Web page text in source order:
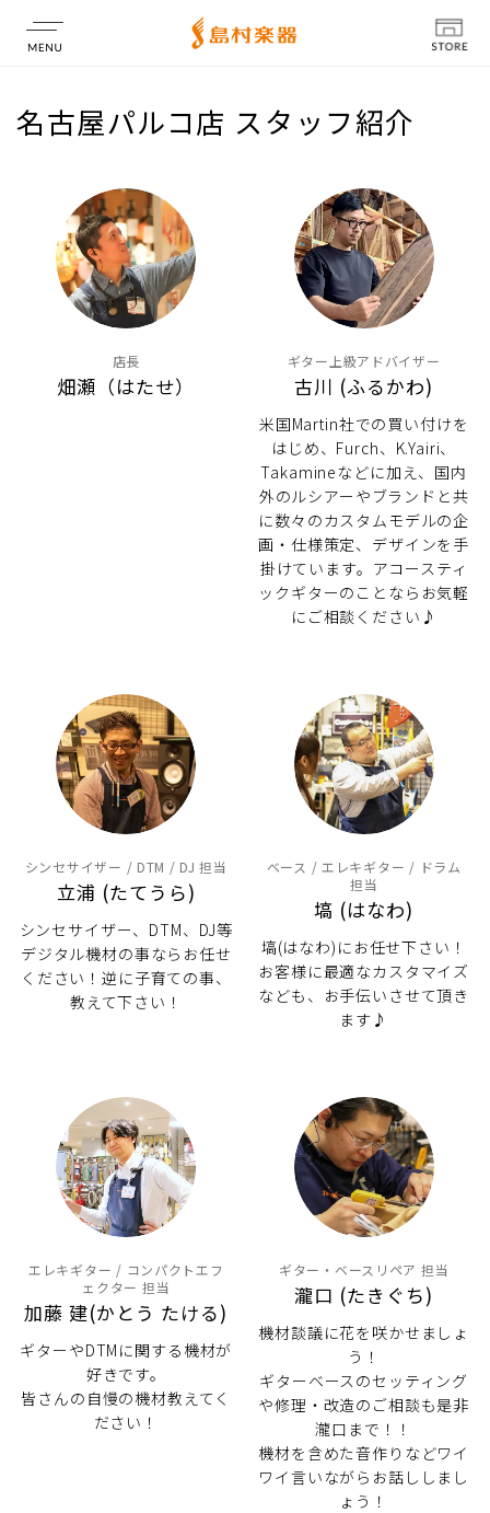
店舗情報
名古屋パルコ店 スタッフ紹介
店長
畑瀬（はたせ）
ギター上級アドバイザー
古川 (ふるかわ)
米国Martin社での買い付けを
はじめ、Furch、K.Yairi、
Takamineなどに加え、国内
外のルシアーやブランドと共
に数々のカスタムモデルの企
画・仕様策定、デザインを手
掛けています。アコースティ
ックギターのことならお気軽
にご相談ください♪
シンセサイザー / DTM / DJ 担当
立浦 (たてうら)
シンセサイザー、DTM、DJ等
デジタル機材の事ならお任せ
ください！逆に子育ての事、
教えて下さい！
ベース / エレキギター / ドラム
担当
塙 (はなわ)
塙(はなわ)にお任せ下さい！
お客様に最適なカスタマイズ
なども、お手伝いさせて頂き
ます♪
エレキギター / コンパクトエフ
ェクター 担当
加藤 建(かとう たける)
ギターやDTMに関する機材が
好きです。
皆さんの自慢の機材教えてく
ださい！
ギター・ベースリペア 担当
瀧口 (たきぐち)
機材談議に花を咲かせましょ
う！
ギターベースのセッティング
や修理・改造のご相談も是非
瀧口まで！！
機材を含めた音作りなどワイ
ワイ言いながらお話ししまし
ょう！